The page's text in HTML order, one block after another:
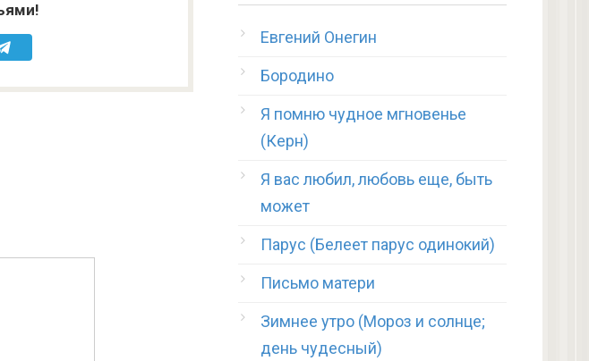
Евгений Онегин
Бородино
Я помню чудное мгновенье
(Керн)
Я вас любил, любовь еще, быть
может
Парус (Белеет парус одинокий)
Письмо матери
Зимнее утро (Мороз и солнце;
день чудесный)